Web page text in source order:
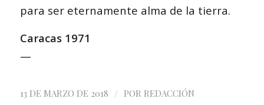
para ser eternamente alma de la tierra.
Caracas 1971
—
13 DE MARZO DE 2018 / POR REDACCIÓN